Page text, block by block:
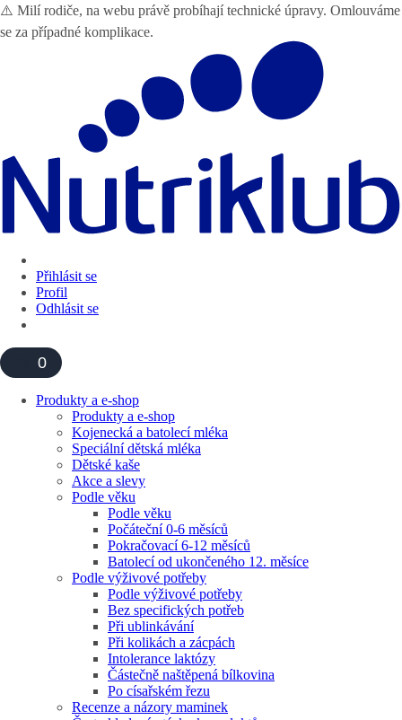
⚠️ Milí rodiče, na webu právě probíhají technické úpravy. Omlouváme
se za případné komplikace.
Přihlásit se
Profil
Odhlásit se
0
Produkty a e-shop
Produkty a e-shop
Kojenecká a batolecí mléka
Speciální dětská mléka
Dětské kaše
Akce a slevy
Podle věku
Podle věku
Počáteční 0-6 měsíců
Pokračovací 6-12 měsíců
Batolecí od ukončeného 12. měsíce
Podle výživové potřeby
Podle výživové potřeby
Bez specifických potřeb
Při ublinkávání
Při kolikách a zácpách
Intolerance laktózy
Částečně naštěpená bílkovina
Po císařském řezu
Recenze a názory maminek